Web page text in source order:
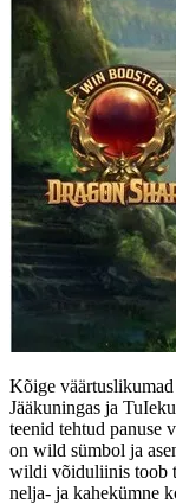
Kõige väärtuslikumad
Jääkuningas ja
teenid tehtud panuse
on wild sümbol ja
wildi võiduliinis toob
nelja- ja kahekümne